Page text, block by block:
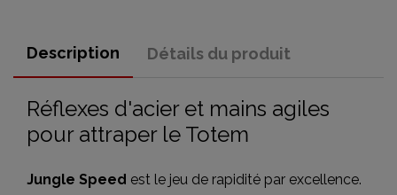
Description Détails du produit
Réflexes d'acier et mains agiles
pour attraper le Totem
Jungle Speed est le jeu de rapidité par excellence.